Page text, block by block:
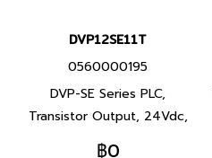
DVP12SE11T
0560000195
DVP-SE Series PLC,
Transistor Output, 24Vdc,
Product P/N: DVP12SE11T
฿0